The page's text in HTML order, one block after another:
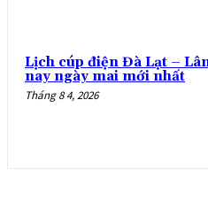
Lịch cúp điện Đà Lạt –
nay ngày mai mới nhất
Tháng 8 4, 2026